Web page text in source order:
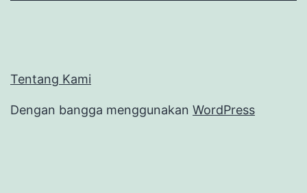
Tentang Kami
Dengan bangga menggunakan WordPress